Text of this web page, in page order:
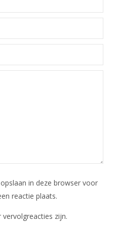
in deze browser voor
reactie plaats.
zijn.